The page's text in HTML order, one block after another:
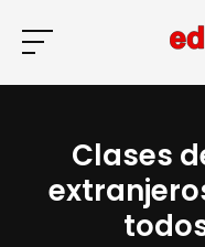
Clases